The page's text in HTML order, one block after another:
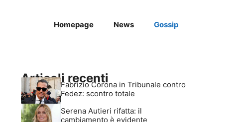
Homepage News Gossip
Articoli recenti
Fabrizio Corona in Tribunale contro
Fedez: scontro totale
Serena Autieri rifatta: il
cambiamento è evidente